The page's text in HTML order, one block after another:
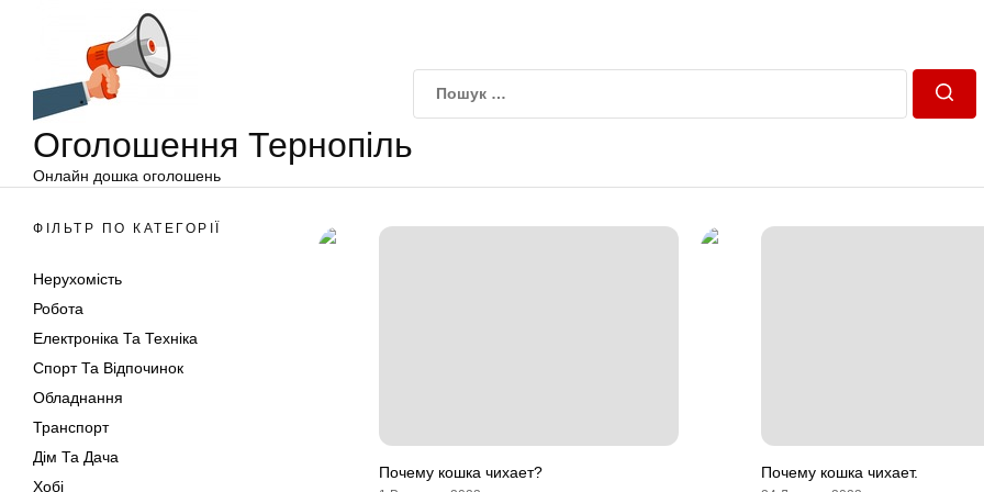
Оголошення Тернопіль
Онлайн дошка оголошень
ФІЛЬТР ПО КАТЕГОРІЇ
Нерухомість
Робота
Електроніка Та Техніка
Спорт Та Відпочинок
Обладнання
Транспорт
Дім Та Дача
Хобі
Почему кошка чихает? Почему кошка чихает.